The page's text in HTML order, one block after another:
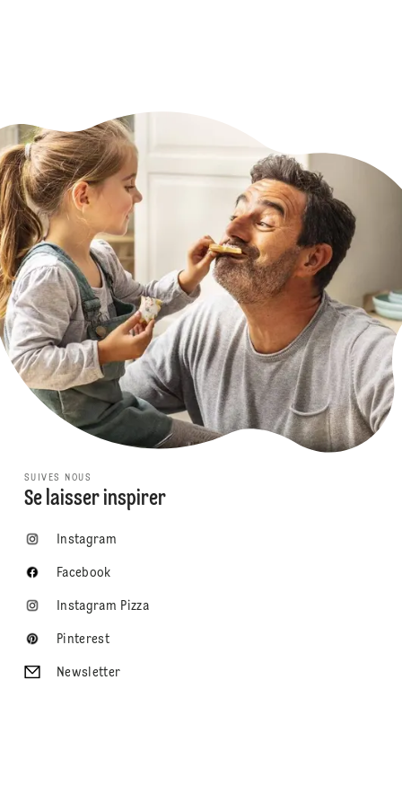
SUIVES NOUS
Se laisser inspirer
Instagram
Facebook
Instagram Pizza
Pinterest
Newsletter